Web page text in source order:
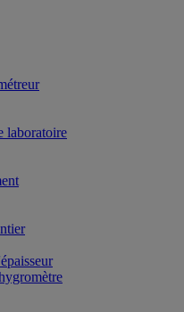
laboratoire